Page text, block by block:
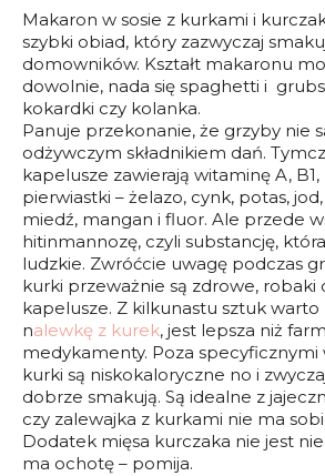
Makaron w sosie z kurkami i
szybki obiad, który zazwyczaj
domowników. Kształt makaronu
dowolnie, nada się spaghetti i
kokardki czy kolanka.
Panuje przekonanie, że grzyby nie
odżywczym składnikiem dań.
kapelusze zawierają witaminę A, B1,
pierwiastki – żelazo, cynk, potas,
miedź, mangan i fluor. Ale przede
hitinmannozę, czyli substancję,
ludzkie. Zwróćcie uwagę podczas
kurki przeważnie są zdrowe, robaki
kapelusze. Z kilkunastu sztuk warto
nalewkę z kurek, jest lepsza niż
medykamenty. Poza specyficznymi
kurki są niskokaloryczne no i
dobrze smakują. Są idealne z
czy zalewajka z kurkami nie ma
Dodatek mięsa kurczaka nie jest
ma ochotę – pomija.